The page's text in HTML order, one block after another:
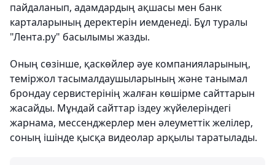
пайдаланып, адамдардың ақшасы мен банк
карталарының деректерін иемденеді. Бұл туралы
"Лента.ру" басылымы жазды.
Оның сөзінше, қаскөйлер әуе компанияларының,
теміржол тасымалдаушыларының және танымал
брондау сервистерінің жалған көшірме сайттарын
жасайды. Мұндай сайттар іздеу жүйелеріндегі
жарнама, мессенджерлер мен әлеуметтік желілер,
соның ішінде қысқа видеолар арқылы таратылады.